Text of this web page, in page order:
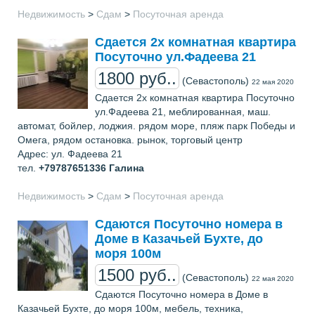
Недвижимость > Сдам > Посуточная аренда
Сдается 2х комнатная квартира
Посуточно ул.Фадеева 21
1800 руб.. (Севастополь) 22 мая 2020
Сдается 2х комнатная квартира Посуточно
ул.Фадеева 21, меблированная, маш.
автомат, бойлер, лоджия. рядом море, пляж парк Победы и
Омега, рядом остановка. рынок, торговый центр
Адрес: ул. Фадеева 21
тел. +79787651336 Галина
Недвижимость > Сдам > Посуточная аренда
Сдаются Посуточно номера в
Доме в Казачьей Бухте, до
моря 100м
1500 руб.. (Севастополь) 22 мая 2020
Сдаются Посуточно номера в Доме в
Казачьей Бухте, до моря 100м, мебель, техника,